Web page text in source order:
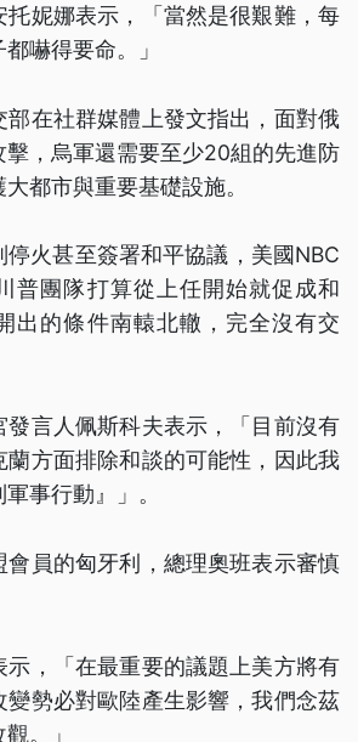
托妮娜表示，「當然是很艱難，每
嚇得要命。」
部在社群媒體上發文指出，面對俄
，烏軍還需要至少20組的先進防
都市與重要基礎設施。
火甚至簽署和平協議，美國NBC
普團隊打算從上任開始就促成和
出的條件南轅北轍，完全沒有交
發言人佩斯科夫表示，「目前沒有
蘭方面排除和談的可能性，因此我
事行動』」。
會員的匈牙利，總理奧班表示審慎
示，「在最重要的議題上美方將有
變勢必對歐陸產生影響，我們念茲
。」